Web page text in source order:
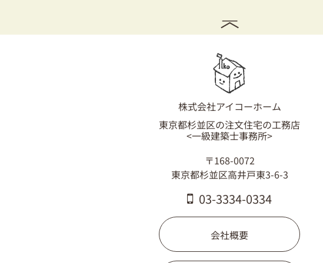
株式会社アイコーホーム
東京都杉並区の注文住宅の工務店
<一級建築士事務所>
〒168-0072
東京都杉並区高井戸東3-6-3
03-3334-0334
会社概要